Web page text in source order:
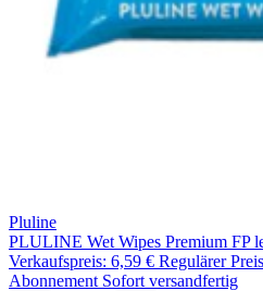
Pluline
PLULINE Wet Wipes Premium FP
Verkaufspreis: 6,59 € Regulärer
Abonnement Sofort versandfertig